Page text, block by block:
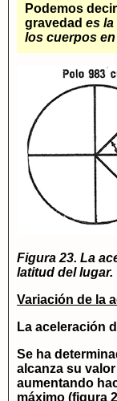
Podemos
gravedad es
los cuerpos en
Figura 23. La
latitud del lugar.
Variación de la
La aceleración
Se ha
alcanza su
aumentando
máximo (figura